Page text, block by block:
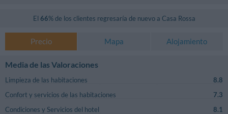
El 66% de los clientes regresaría de nuevo a Casa Rossa
Precio Mapa Alojamiento
Media de las Valoraciones
Limpieza de las habitaciones
8.8
Confort y servicios de las habitaciones
7.3
Condiciones y Servicios del hotel
8.1